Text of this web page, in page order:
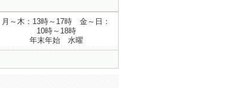
月～木：13時～17時 金～日：
10時～18時
年末年始 水曜